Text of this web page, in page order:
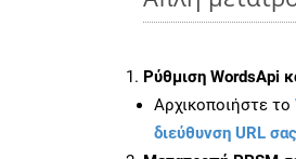
Ρύθμιση WordsApi
Αρχικοποιήστε το
διεύθυνση URL σας